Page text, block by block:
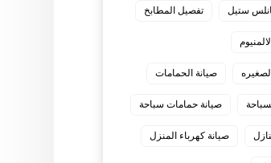
ستيل تفصيل المطابخ
صيانة الحمامات
صيانة حمامات سباحة
صيانة كهرباء المنزل